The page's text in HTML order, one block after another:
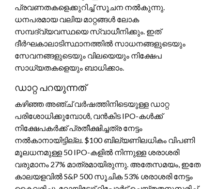
പ്രവണതകളെക്കുറിച്ച് സൂചന നൽകുന്നു.
ധനപരമായ വലിയ മാറ്റങ്ങൾ ലോക
സമ്പദ്‌വ്യവസ്ഥയെ സ്വാധീനിക്കും. ഇത്
ദീർഘകാലാടിസ്ഥാനത്തിൽ സാധനങ്ങളുടെയും
സേവനങ്ങളുടെയും വിലയെയും നിക്ഷേപ
സാധ്യതകളെയും ബാധിക്കാം.
ഡാറ്റ പറയുന്നത്
കഴിഞ്ഞ അഞ്ച് വർഷത്തിനിടെയുള്ള ഡാറ്റ
പരിശോധിക്കുമ്പോൾ, വൻകിട IPO-കൾക്ക്
നിക്ഷേപകർക്ക് പ്രതീക്ഷിച്ചത്ര നേട്ടം
നൽകാനായിട്ടില്ല. $100 ബില്യണിലധികം വിപണി
മൂലധനമുള്ള 50 IPO-കളിൽ നിന്നുള്ള ശരാശരി
വരുമാനം 27% മാത്രമായിരുന്നു. അതേസമയം, ഇതേ
കാലയളവിൽ S&P 500 സൂചിക 53% ശരാശരി നേട്ടം